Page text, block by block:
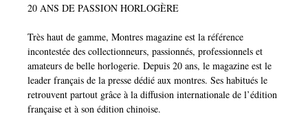
20 ANS DE PASSION HORLOGÈRE
Très haut de gamme, Montres magazine est la référence
incontestée des collectionneurs, passionnés, professionnels et
amateurs de belle horlogerie. Depuis 20 ans, le magazine est le
leader français de la presse dédié aux montres. Ses habitués le
retrouvent partout grâce à la diffusion internationale de l’édition
française et à son édition chinoise.